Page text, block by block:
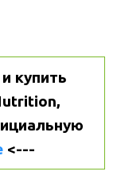
купить
<---